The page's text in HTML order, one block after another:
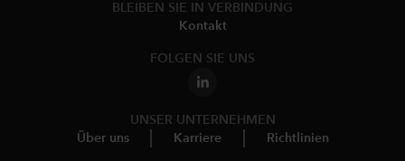
BLEIBEN SIE IN VERBINDUNG
Kontakt
FOLGEN SIE UNS
UNSER UNTERNEHMEN
Über uns
Karriere Richtlinien